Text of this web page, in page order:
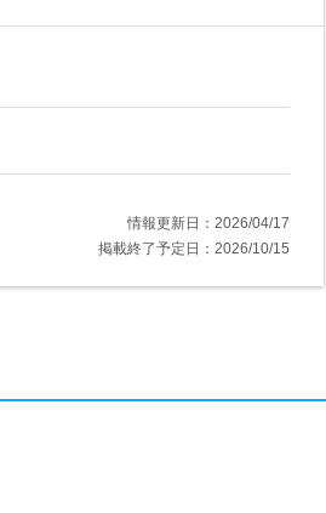
情報更新日：2026/04/17
掲載終了予定日：2026/10/15